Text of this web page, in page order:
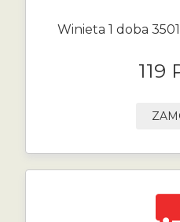
Winieta 1 doba
119